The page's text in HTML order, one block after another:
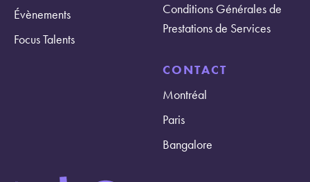
Évènements
Focus Talents
Conditions Générales de
Prestations de Services
CONTACT
Montréal
Paris
Bangalore